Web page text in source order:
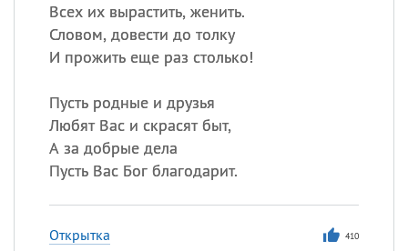
Всех их вырастить, женить.
Словом, довести до толку
И прожить еще раз столько!
Пусть родные и друзья
Любят Вас и скрасят быт,
А за добрые дела
Пусть Вас Бог благодарит.
Открытка 410